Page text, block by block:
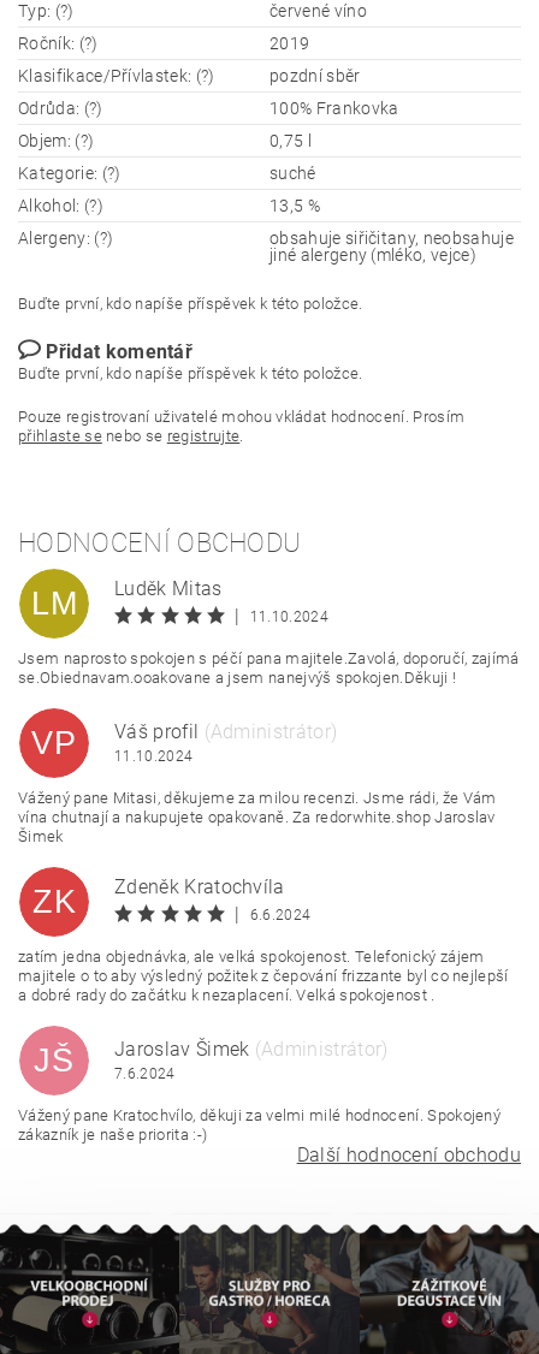
Typ: (?)
červené víno
Ročník: (?)
2019
Klasifikace/Přívlastek: (?)
pozdní sběr
Odrůda: (?)
100% Frankovka
Objem: (?)
0,75 l
Kategorie: (?)
suché
Alkohol: (?)
13,5 %
Alergeny: (?)
obsahuje siřičitany, neobsahuje
jiné alergeny (mléko, vejce)
Buďte první, kdo napíše příspěvek k této položce.
Přidat komentář
Buďte první, kdo napíše příspěvek k této položce.
Pouze registrovaní uživatelé mohou vkládat hodnocení. Prosím
přihlaste senebo se registrujte.
HODNOCENÍ OBCHODU
LM
Luděk Mitas
|
11.10.2024
Jsem naprosto spokojen s péčí pana majitele.Zavolá, doporučí, zajímá
se.Obiednavam.ooakovane a jsem nanejvýš spokojen.Děkuji !
VP Váš profil (Administrátor)
11.10.2024
Vážený pane Mitasi, děkujeme za milou recenzi. Jsme rádi, že Vám
vína chutnají a nakupujete opakovaně. Za redorwhite.shop Jaroslav
Šimek
ZK
Zdeněk Kratochvíla
|
6.6.2024
zatím jedna objednávka, ale velká spokojenost. Telefonický zájem
majitele o to aby výsledný požitek z čepování frizzante byl co nejlepší
a dobré rady do začátku k nezaplacení. Velká spokojenost .
JŠ Jaroslav Šimek (Administrátor)
7.6.2024
Vážený pane Kratochvílo, děkuji za velmi milé hodnocení. Spokojený
zákazník je naše priorita :-)
Další hodnocení obchodu